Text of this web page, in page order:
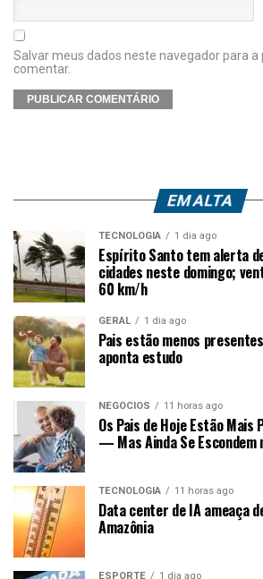
Salvar meus dados neste navegador para a
comentar.
EM ALTA
TECNOLOGIA 1 dia ago
Espírito Santo tem alerta
cidades neste domingo;
60 km/h
GERAL 1 dia ago
Pais estão menos
aponta estudo
NEGÓCIOS 11 horas ago
Os Pais de Hoje Estão Mais
— Mas Ainda Se Escondem
TECNOLOGIA 11 horas ago
Data center de IA ameaça
Amazônia
ESPORTE 1 dia ago